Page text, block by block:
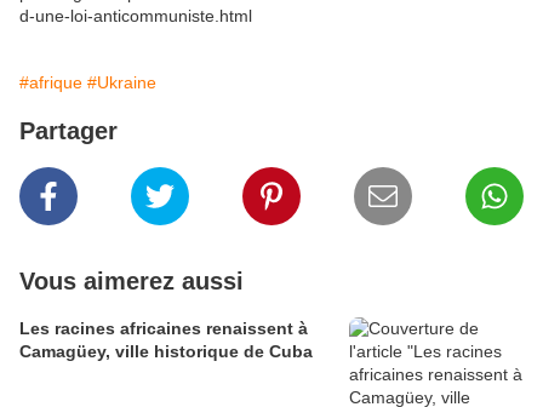
d-une-loi-anticommuniste.html
#afrique #Ukraine
Partager
Vous aimerez aussi
Les racines africaines renaissent à
Camagüey, ville historique de Cuba